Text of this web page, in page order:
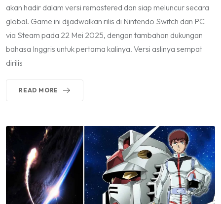
akan hadir dalam versi remastered dan siap meluncur secara
global. Game ini dijadwalkan rilis di Nintendo Switch dan PC
via Steam pada 22 Mei 2025, dengan tambahan dukungan
bahasa Inggris untuk pertama kalinya. Versi aslinya sempat
dirilis
READ MORE